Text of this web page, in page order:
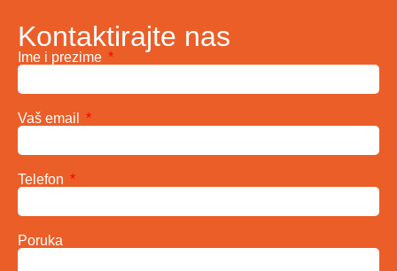
Kontaktirajte nas
Ime i prezime
Vaš email
Telefon
Poruka